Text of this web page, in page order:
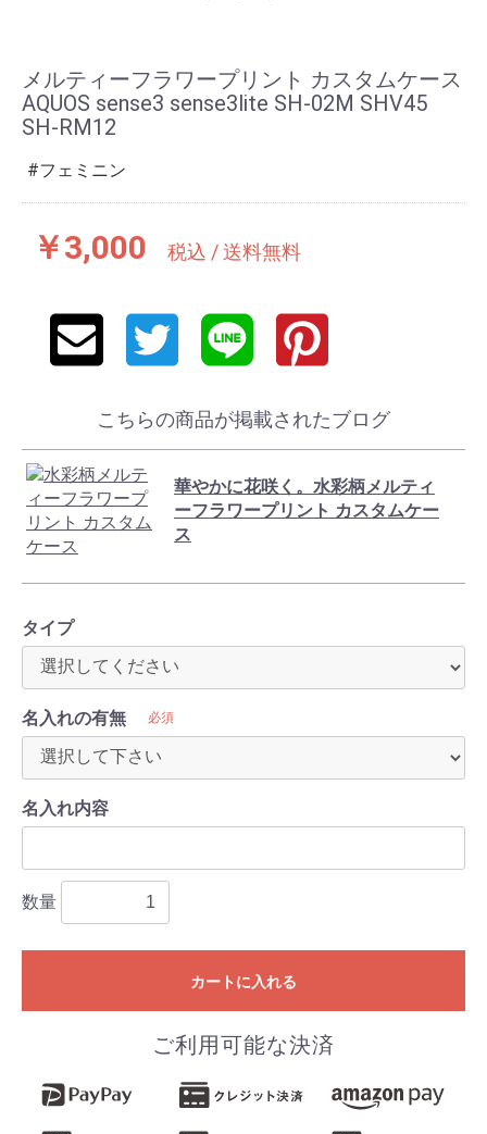
メルティーフラワープリント カスタムケース
AQUOS sense3 sense3lite SH-02M SHV45
SH-RM12
フェミニン
￥3,000 税込 / 送料無料
こちらの商品が掲載されたブログ
華やかに花咲く。水彩柄メルティ
ーフラワープリント カスタムケー
ス
タイプ
名入れの有無 必須
名入れ内容
数量
カートに入れる
ご利用可能な決済